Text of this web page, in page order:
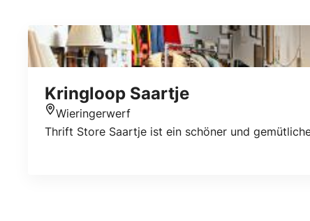
Kringloop Saartje
Standort
Wieringerwerf
Thrift Store Saartje ist ein schöner und